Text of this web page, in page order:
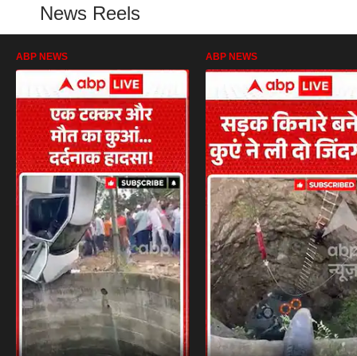
News Reels
ABP NEWS ABP NEWS